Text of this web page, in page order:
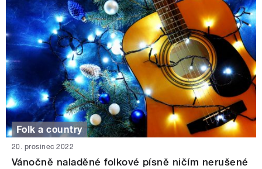
Folk a country
20. prosinec 2022
Vánočně naladěné folkové písně ničím nerušené